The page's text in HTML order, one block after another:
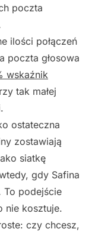
poczta
ilości połączeń
poczta głosowa
wskaźnik
tak małej
ostateczna
zostawiają
siatkę
gdy Safina
To podejście
nie kosztuje.
czy chcesz,